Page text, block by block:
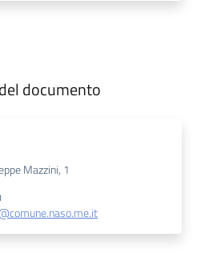
documento
Mazzini, 1